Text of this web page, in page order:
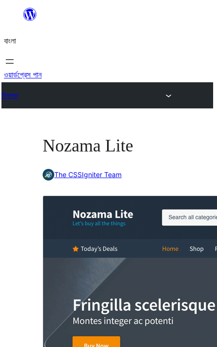
যান
বাংলা
ওয়ার্ডপ্রেস পান
থিমসমূহ
Nozama Lite
The CSSIgniter Team